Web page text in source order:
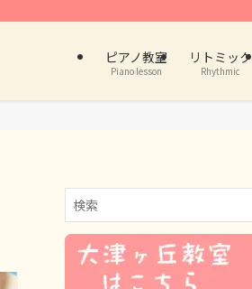
ピアノ教室
Piano lesson
リトミック
Rhythmic